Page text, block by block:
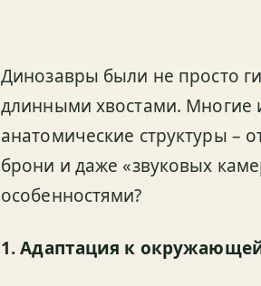
Динозавры были не просто
длинными хвостами. Многие
анатомические структуры –
брони и даже «звуковых
особенностями?
1.Адаптация к